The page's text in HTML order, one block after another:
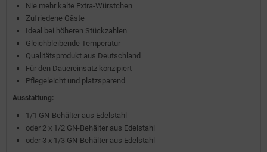
Nie mehr kalte Extra-Würstchen
Zufriedene Gäste
Ideal bei höheren Stückzahlen
Gleichbleibende Temperatur
Qualitätsprodukt aus Deutschland
Für den Dauereinsatz konzipiert
Pflegeleicht und platzsparend
Ausstattung:
1/1 GN-Behälter aus Edelstahl
oder 2 x 1/2 GN-Behälter aus Edelstahl
oder 3 x 1/3 GN-Behälter aus Edelstahl